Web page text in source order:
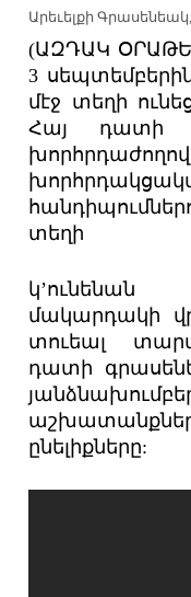
Արեւելքի Գրասենեակ
(ԱԶԴԱԿ
3
մէջ տեղի
Հայ դատի
տեղի
կ’ունենան
մակարդակի
տուեալ
դատի
ընելիքները: